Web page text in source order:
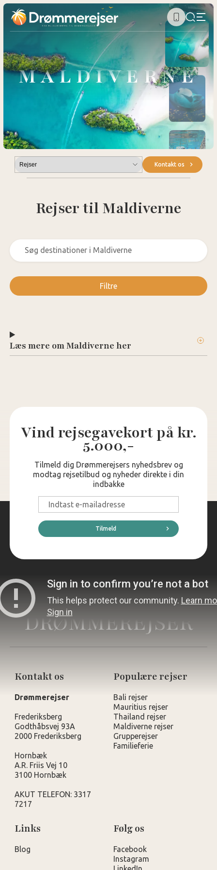
MALDIVERNE
Submenu Kontakt os
Rejser til Maldiverne
Filtre
Læs mere om Maldiverne her
Vind rejsegavekort på kr.
5.000,-
Tilmeld dig Drømmerejsers nyhedsbrev og
modtag rejsetilbud og nyheder direkte i din
indbakke
mail
*
Tilmeld
DRØMMEREJSER
Kontakt os
Drømmerejser
Frederiksberg
Godthåbsvej 93A
2000 Frederiksberg
Hornbæk
A.R. Friis Vej 10
3100 Hornbæk
AKUT TELEFON: 3317
7217
Populære rejser
Bali rejser
Mauritius rejser
Thailand rejser
Maldiverne rejser
Grupperejser
Familieferie
Links
Blog
Følg os
Facebook
Instagram